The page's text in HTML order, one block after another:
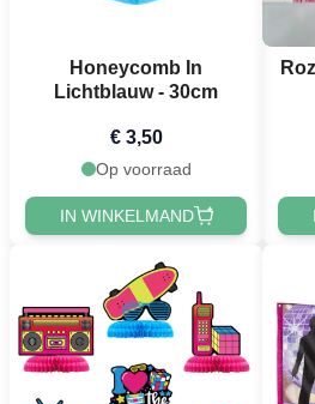
Honeycomb In
Lichtblauw - 30cm
€ 3,50
Op voorraad
IN WINKELMAND